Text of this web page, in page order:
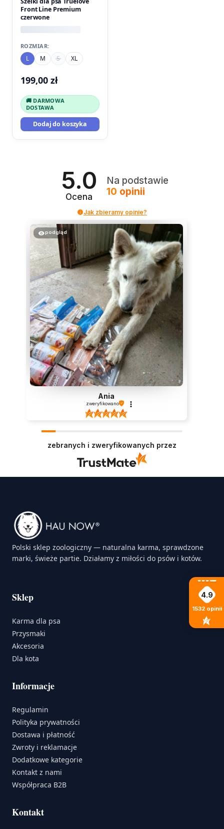
Front Line Premium
czerwone
ROZMIAR:
L M S XL
199,00 zł
🚚 DARMOWA
DOSTAWA
Dodaj do koszyka
5.0
Ocena
Na podstawie
10 opinii
Jak zbieramy opinie?
podgląd
Ania
zweryfikowano
dla psa z królikiem - M
0 0
zebranych i zweryfikowanych przez
Polski sklep zoologiczny — naturalna karma, sprawdzone
marki, świeże partie. Działamy z miłości do psów i kotów.
Sklep
Karma dla psa
Przysmaki
Akcesoria
Dla kota
Informacje
Regulamin
Polityka prywatności
Dostawa i płatność
Zwroty i reklamacje
Dodatkowe kategorie
Kontakt z nami
Współpraca B2B
Kontakt
4.9
1532 opinii